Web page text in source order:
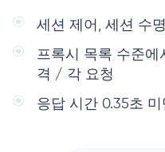
세션 제어, 세션 수명
프록시 목록 수준
격 / 각 요청
응답 시간 0.35초 미